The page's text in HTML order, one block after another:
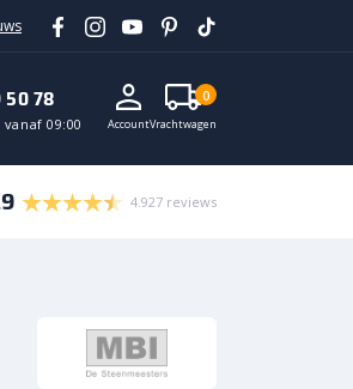
78
09:00 AccountVrachtwagen
0
4.927 reviews
In vrachtwagen